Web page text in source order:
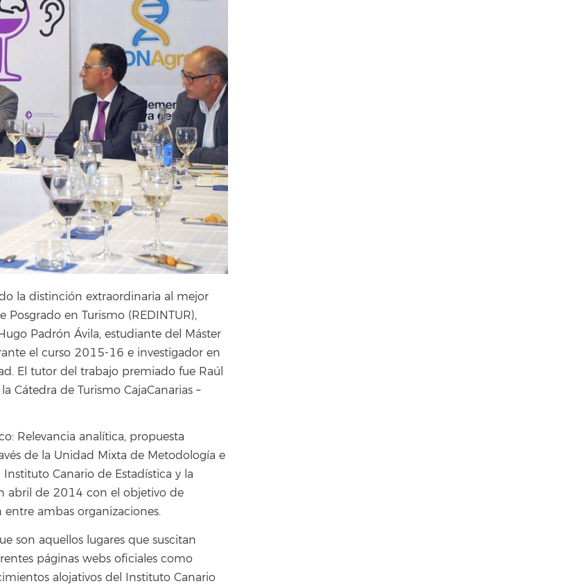
la distinción extraordinaria al mejor
en Turismo (REDINTUR),
Padrón Ávila, estudiante del Máster
el curso 2015-16 e investigador en
El tutor del trabajo premiado fue Raúl
Cátedra de Turismo CajaCanarias –
Relevancia analítica, propuesta
de la Unidad Mixta de Metodología e
Canario de Estadística y la
abril de 2014 con el objetivo de
ambas organizaciones.
son aquellos lugares que suscitan
páginas webs oficiales como
alojativos del Instituto Canario